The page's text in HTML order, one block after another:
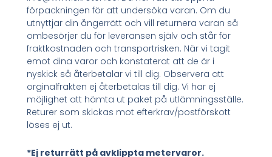
förpackningen för att undersöka varan. Om du
utnyttjar din ångerrätt och vill returnera varan så
ombesörjer du för leveransen själv och står för
fraktkostnaden och transportrisken. När vi tagit
emot dina varor och konstaterat att de är i
nyskick så återbetalar vi till dig. Observera att
orginalfrakten ej återbetalas till dig. Vi har ej
möjlighet att hämta ut paket på utlämningsställe.
Returer som skickas mot efterkrav/postförskott
löses ej ut.
*Ej returrätt på avklippta metervaror.